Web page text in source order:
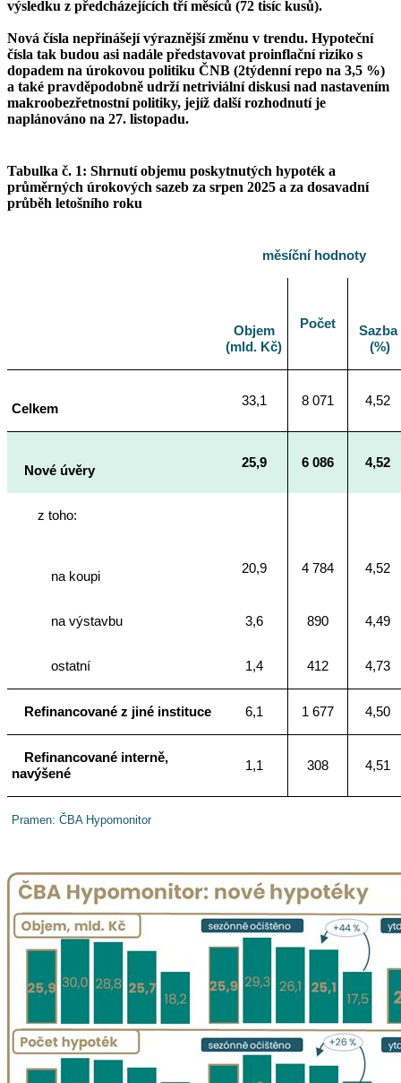
výsledku z předcházejících tří měsíců (72 tisíc kusů).
Nová čísla nepřinášejí výraznější změnu v trendu. Hypoteční
čísla tak budou asi nadále představovat proinflační riziko s
dopadem na úrokovou politiku ČNB (2týdenní repo na 3,5 %)
a také pravděpodobně udrží netriviální diskusi nad nastavením
makroobezřetnostní politiky, jejíž další rozhodnutí je
naplánováno na 27. listopadu.
Tabulka č. 1: Shrnutí objemu poskytnutých hypoték a
průměrných úrokových sazeb za srpen 2025 a za dosavadní
průběh letošního roku
měsíční hodnoty
Objem
(mld. Kč)
Počet
Sazba
(%)
Celkem
33,1 8 071 4,52
Nové úvěry
25,9 6 086 4,52
z toho:
na koupi
20,9 4 784 4,52
na výstavbu 3,6 890 4,49
ostatní 1,4 412 4,73
Refinancované z jiné instituce 6,1 1 677 4,50
Refinancované interně,
navýšené
1,1 308 4,51
Pramen: ČBA Hypomonitor